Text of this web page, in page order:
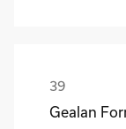
Gealan